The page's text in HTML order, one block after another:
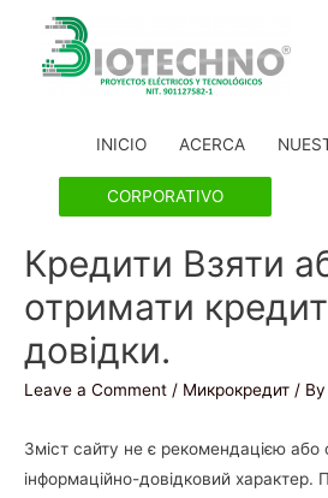
INICIO ACERCA
CORPORATIVO
Кредити Взяти
отримати
довідки.
Leave a Comment / Микрокредит / By
Зміст сайту не є рекомендацією або
інформаційно-довідковий характер.